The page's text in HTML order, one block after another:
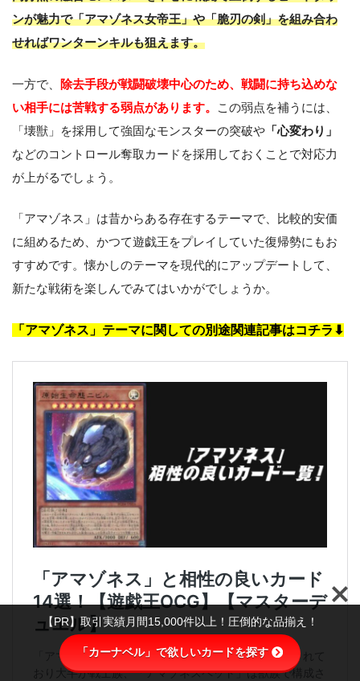
ンが魅力で「アマゾネス女帝王」や「脆刃の剣」を組み合わ
せればワンターンキルも狙えます。
一方で、
除去手段が戦闘破壊中心のため、戦闘に持ち込めな
い相手には苦戦する弱点があります。
この弱点を補うには、
「壊獣」を採用して強固なモンスターの突破や 「心変わり」
などのコントロール奪取カードを採用しておくことで対応力
が上がるでしょう。
「アマゾネス」は昔からある存在するテーマで、比較的安価
に組めるため、かつて遊戯王をプレイしていた復帰勢にもお
すすめです。懐かしのテーマを現代的にアップデートして、
新たな戦術を楽しんでみてはいかがでしょうか。
「アマゾネス」テーマに関しての別途関連記事はコチラ⬇︎
【PR】取引実績月間15,000件以上！圧倒的な品揃え！
「カーナベル」で欲しいカードを探す